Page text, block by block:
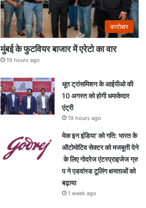
कारोबार
मुंबई के फुटवियर बाजार में एरेटो का वार
19 hours ago
धूत ट्रांसमिशन के आईपीओ की
10 अगस्त को होगी धमाकेदार
एंट्री
19 hours ago
मेक इन इंडिया’ को गति: भारत के
ऑटोमोटिव सेक्टर को मजबूती देने
के लिए गोदरेज एंटरप्राइजेज ग्रु
प ने एडवांस्ड टूलिंग क्षमताओं को
बढ़ाया
1 week ago